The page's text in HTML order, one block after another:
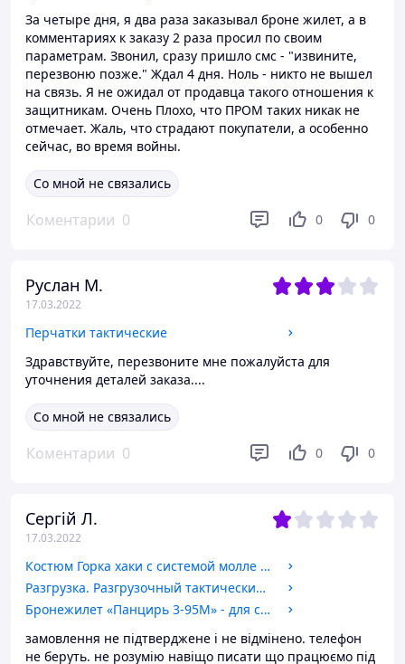
За четыре дня, я два раза заказывал броне жилет, а в
комментариях к заказу 2 раза просил по своим
параметрам. Звонил, сразу пришло смс - "извините,
перезвоню позже." Ждал 4 дня. Ноль - никто не вышел
на связь. Я не ожидал от продавца такого отношения к
защитникам. Очень Плохо, что ПРОМ таких никак не
отмечает. Жаль, что страдают покупатели, а особенно
сейчас, во время войны.
Со мной не связались
Коментарии 0 0 0
Руслан М.
17.03.2022
Перчатки тактические
Здравствуйте, перезвоните мне пожалуйста для
уточнения деталей заказа....
Со мной не связались
Коментарии 0 0 0
Сергій Л.
17.03.2022
Костюм Горка хаки с системой молле (Molle)
Разгрузка. Разгрузочный тактический жилет
Бронежилет «Панцирь 3-95М» - для сотрудников МВД Украины, инкассаторской службы и для охранных структур,
замовлення не підтверджене і не відмінено. телефон
не беруть. не розумію навіщо писати що працюємо під